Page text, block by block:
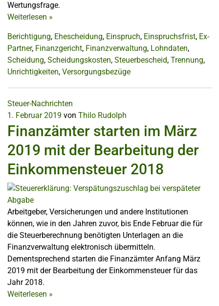
Wertungsfrage.
Weiterlesen »
Berichtigung, Ehescheidung, Einspruch, Einspruchsfrist, Ex-
Partner, Finanzgericht, Finanzverwaltung, Lohndaten,
Scheidung, Scheidungskosten, Steuerbescheid, Trennung,
Unrichtigkeiten, Versorgungsbezüge
Steuer-Nachrichten
1. Februar 2019 von Thilo Rudolph
Finanzämter starten im März
2019 mit der Bearbeitung der
Einkommensteuer 2018
Arbeitgeber, Versicherungen und andere Institutionen
können, wie in den Jahren zuvor, bis Ende Februar die für
die Steuerberechnung benötigten Unterlagen an die
Finanzverwaltung elektronisch übermitteln.
Dementsprechend starten die Finanzämter Anfang März
2019 mit der Bearbeitung der Einkommensteuer für das
Jahr 2018.
Weiterlesen »